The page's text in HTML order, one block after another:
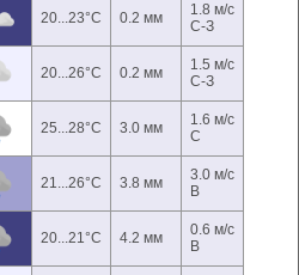
20...23°C 0.2 мм
1.8 м/с
С-З
20...26°C 0.2 мм
1.5 м/с
С-З
25...28°C 3.0 мм
1.6 м/с
С
21...26°C 3.8 мм
3.0 м/с
В
20...21°C 4.2 мм
0.6 м/с
В